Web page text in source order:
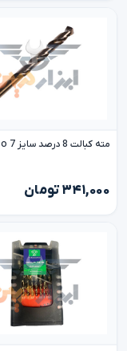
مته کبالت 8 درصد سایز 7 hss co
۳۴۱,۰۰۰ تومان